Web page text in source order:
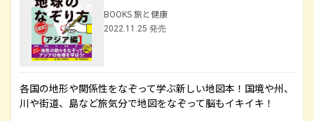
BOOKS 旅と健康
2022.11.25 発売
各国の地形や関係性をなぞって学ぶ新しい地図本！国境や州、
川や街道、島など旅気分で地図をなぞって脳もイキイキ！